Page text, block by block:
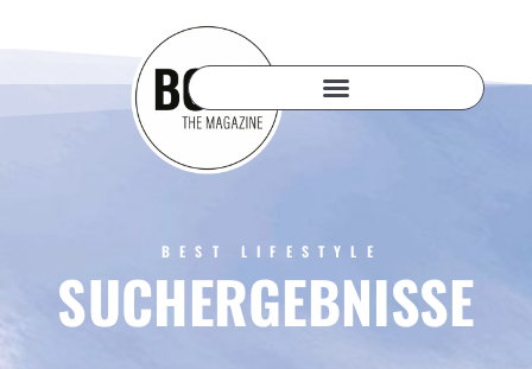
BEST LIFESTYLE
SUCHERGEBNISSE